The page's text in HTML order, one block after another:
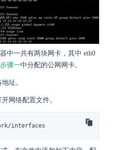
中一共有两块网卡，其中 eth0
步骤一中分配的公网网卡。
址。
网络配置文件。
interfaces